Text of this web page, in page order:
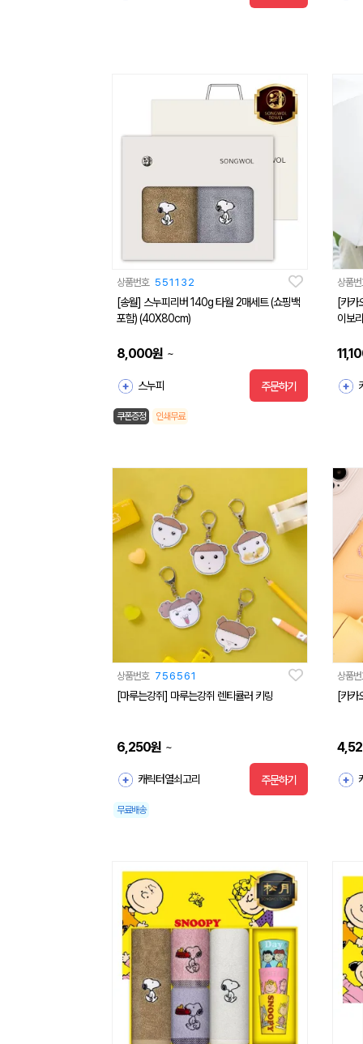
상품번호 551132
[송월] 스누피리버 140g 타월 2매세트 (쇼핑백
포함) (40X80cm)
8,000원 ~
스누피 주문하기
쿠폰증정 인쇄무료
상품
[카카
이보
상품번호 756561
[마루는강쥐] 마루는강쥐 렌티큘러 키링
6,250원 ~
캐릭터열쇠고리 주문하기
무료배송
상품
[카카